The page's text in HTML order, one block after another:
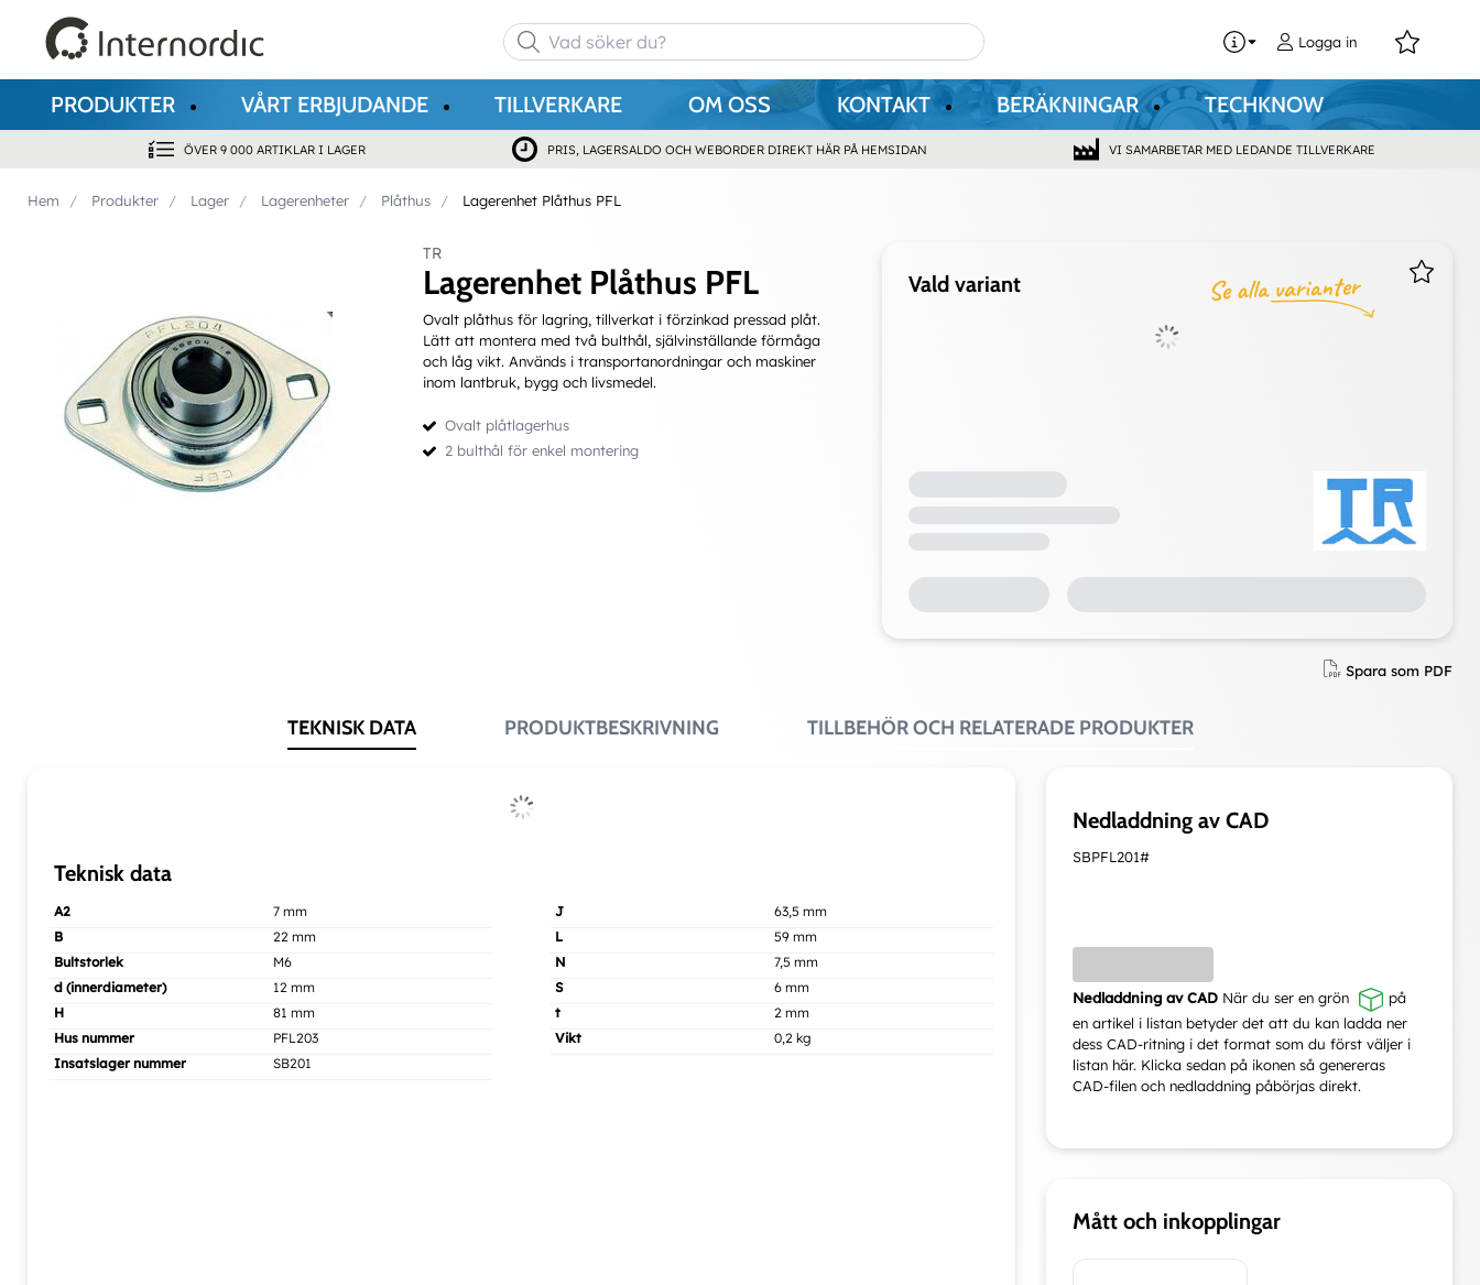
Logga in
PRODUKTER VÅRT ERBJUDANDE TILLVERKARE OM OSS KONTAKT BERÄKNINGAR TECHKNOW
ÖVER 9 000 ARTIKLAR I LAGER PRIS, LAGERSALDO OCH WEBORDER DIREKT HÄR PÅ HEMSIDAN VI SAMARBETAR MED LEDANDE TILLVERKARE
Hem Produkter Lager Lagerenheter Plåthus Lagerenhet Plåthus PFL
TR
Lagerenhet Plåthus PFL
Ovalt plåthus för lagring, tillverkat i förzinkad pressad plåt.
Lätt att montera med två bulthål, självinställande förmåga
och låg vikt. Används i transportanordningar och maskiner
inom lantbruk, bygg och livsmedel.
Ovalt plåtlagerhus
2 bulthål för enkel montering
Vald variant
Spara som PDF
TEKNISK DATA PRODUKTBESKRIVNING TILLBEHÖR OCH RELATERADE PRODUKTER
Teknisk data
A2
7 mm
B
22 mm
Bultstorlek
M6
d (innerdiameter)
12 mm
H
81 mm
Hus nummer
PFL203
Insatslager nummer
SB201
J
63,5 mm
L
59 mm
N
7,5 mm
S
6 mm
t
2 mm
Vikt
0,2 kg
Nedladdning av CAD
SBPFL201#
Nedladdning av CAD När du ser en grön
på
en artikel i listan betyder det att du kan ladda ner
dess CAD-ritning i det format som du först väljer i
listan här. Klicka sedan på ikonen så genereras
CAD-filen och nedladdning påbörjas direkt.
Mått och inkopplingar